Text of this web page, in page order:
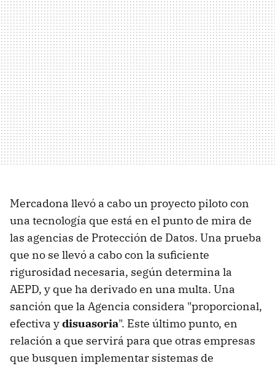
Mercadona llevó a cabo un proyecto piloto con
una tecnología que está en el punto de mira de
las agencias de Protección de Datos. Una prueba
que no se llevó a cabo con la suficiente
rigurosidad necesaria, según determina la
AEPD, y que ha derivado en una multa. Una
sanción que la Agencia considera "proporcional,
efectiva ydisuasoria". Este último punto, en
relación a que servirá para que otras empresas
que busquen implementar sistemas de